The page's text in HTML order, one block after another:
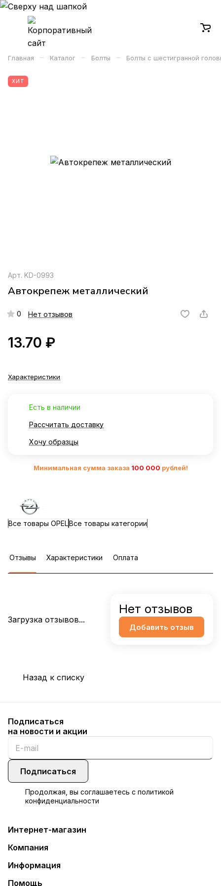
Главная – Каталог – Болты – Болты с шестигранной
ХИТ
Арт. KD-0993
Автокрепеж металлический
0 Нет отзывов
13.70 ₽
Характеристики
Есть в наличии
Рассчитать доставку
Хочу образцы
Минимальная сумма заказа 100 000 рублей!
Все товары OPELВсе товары категории
Отзывы Характеристики Оплата
Загрузка отзывов...
Нет отзывов
Добавить отзыв
Назад к списку
Подписаться
на новости и акции
Подписаться
Продолжая, вы соглашаетесь с политикой
конфиденциальности
Интернет-магазин
Компания
Информация
Помощь